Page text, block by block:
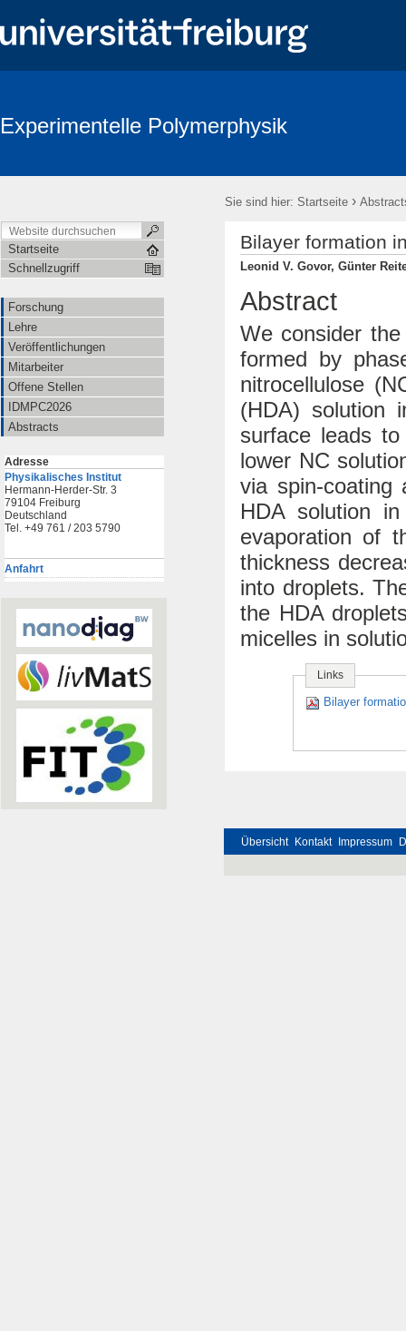
Experimentelle Polymerphysik
Sie sind hier: Startseite ›
Startseite
Schnellzugriff
Forschung
Lehre
Veröffentlichungen
Mitarbeiter
Offene Stellen
IDMPC2026
Abstracts
Adresse
Physikalisches Institut
Hermann-Herder-Str. 3
79104 Freiburg
Deutschland
Tel. +49 761 / 203 5790
Anfahrt
Bilayer formation
Leonid V. Govor, Günter
Abstract
We consider
formed by
nitrocellulose
(HDA) solution
surface leads
lower NC
via spin-coating
HDA solution
evaporation of
thickness
into droplets.
the HDA
micelles in
Links
Bilayer
Übersicht Kontakt Impressum